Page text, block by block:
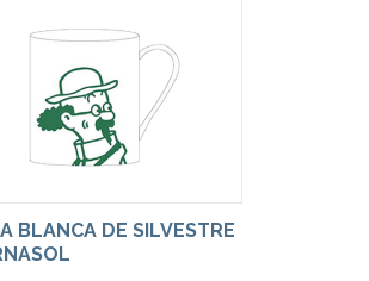
BLANCA DE SILVESTRE